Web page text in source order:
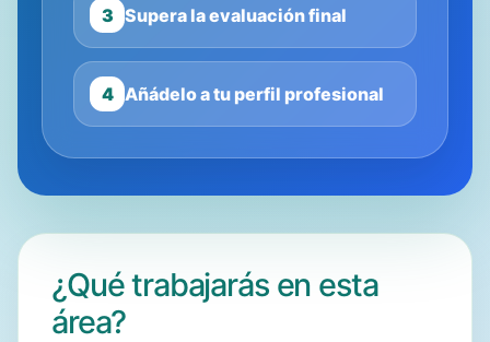
3 Supera la evaluación final
4 Añádelo a tu perfil profesional
¿Qué trabajarás en esta
área?